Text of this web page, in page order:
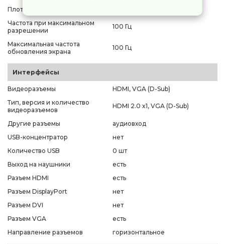
Плотность пикселей
Частота при максимальном
разрешении
100 Гц
Максимальная частота
обновления экрана
100 Гц
Интерфейсы
Видеоразъемы
HDMI, VGA (D-Sub)
Тип, версия и количество
видеоразъемов
HDMI 2.0 x1, VGA (D-Sub)
Другие разъемы
аудиовход
USB-концентратор
нет
Количество USB
0 шт
Выход на наушники
есть
Разъем HDMI
есть
Разъем DisplayPort
нет
Разъем DVI
нет
Разъем VGA
есть
Направление разъемов
горизонтальное